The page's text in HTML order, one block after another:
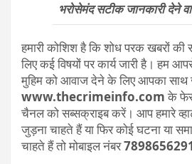
भरोसेमंद सटीक जानकारी देने
हमारी कोशिश है कि शोध परक खबरों
लिए कई विषयों पर कार्य जारी है। हम
मुहिम को आवाज देने के लिए आपका साथ
www.thecrimeinfo.comके
चैनल को सब्सक्राइब करें। आप हमारे
जुड़ना चाहते हैं या फिर कोई घटना या
चाहते हैं तो मोबाइल नंबर7898656291